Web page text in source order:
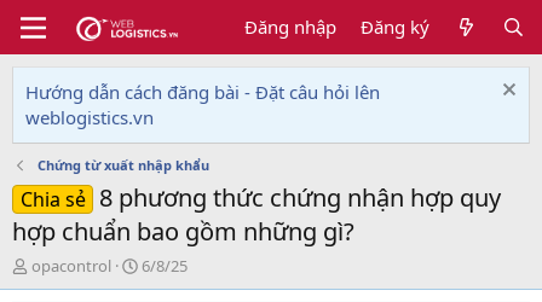
Đăng nhập Đăng ký
Hướng dẫn cách đăng bài - Đặt câu hỏi lên
weblogistics.vn
Chứng từ xuất nhập khẩu
Chia sẻ 8 phương thức chứng nhận hợp quy
hợp chuẩn bao gồm những gì?
T
h
opacontrol
N
g
6/8/25